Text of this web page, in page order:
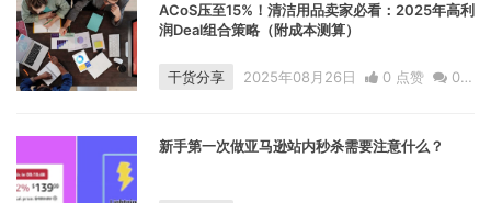
ACoS压至15%！清洁用品卖家必看：2025年高利
润Deal组合策略（附成本测算）
干货分享 2025年08月26日 0 点赞
0
新手第一次做亚马逊站内秒杀需要注意什么？